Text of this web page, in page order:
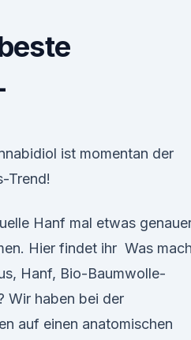
ist momentan der
Trend!
Hanf mal etwas
Hier findet ihr Was
Hanf, Bio-Baumwolle-
Wir haben bei der
auf einen anatomischen